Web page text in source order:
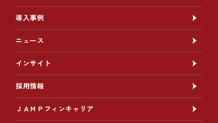
導入事例
ニュース
インサイト
採用情報
ＪＡＭＰフィンキャリア